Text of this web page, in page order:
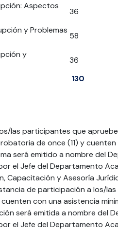
Aspectos
36
y Problemas
58
y
36
130
las participantes que
de once (11) y
será emitido a nombre del
el Jefe del Departamento
Capacitación y Asesoría
de participación a los/
con una asistencia
será emitida a nombre del
el Jefe del Departamento